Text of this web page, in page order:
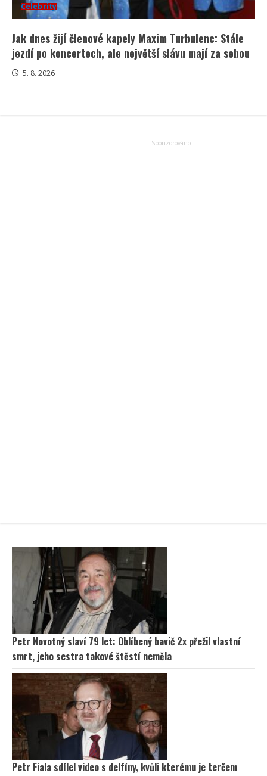
Celebrity
Jak dnes žijí členové kapely Maxim Turbulenc: Stále
jezdí po koncertech, ale největší slávu mají za sebou
5. 8. 2026
Petr Novotný slaví 79 let: Oblíbený bavič 2x přežil vlastní
smrt, jeho sestra takové štěstí neměla
Petr Fiala sdílel video s delfíny, kvůli kterému je terčem